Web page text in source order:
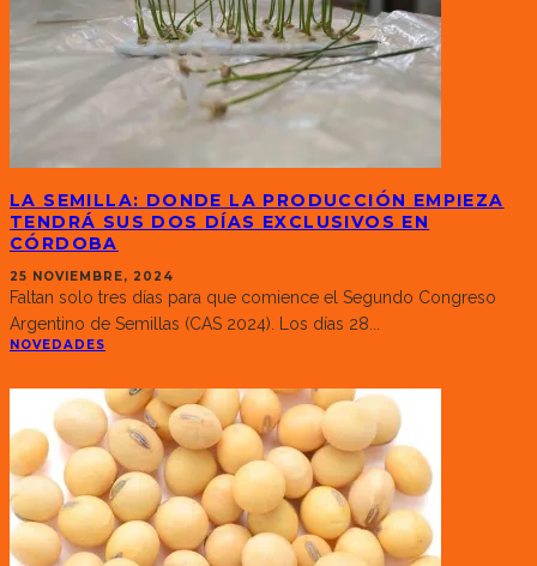
LA SEMILLA: DONDE LA PRODUCCIÓN EMPIEZA
TENDRÁ SUS DOS DÍAS EXCLUSIVOS EN
CÓRDOBA
25 NOVIEMBRE, 2024
Faltan solo tres días para que comience el Segundo Congreso
Argentino de Semillas (CAS 2024). Los días 28
NOVEDADES